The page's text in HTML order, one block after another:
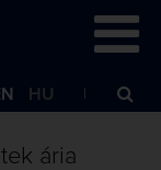
HU
ária